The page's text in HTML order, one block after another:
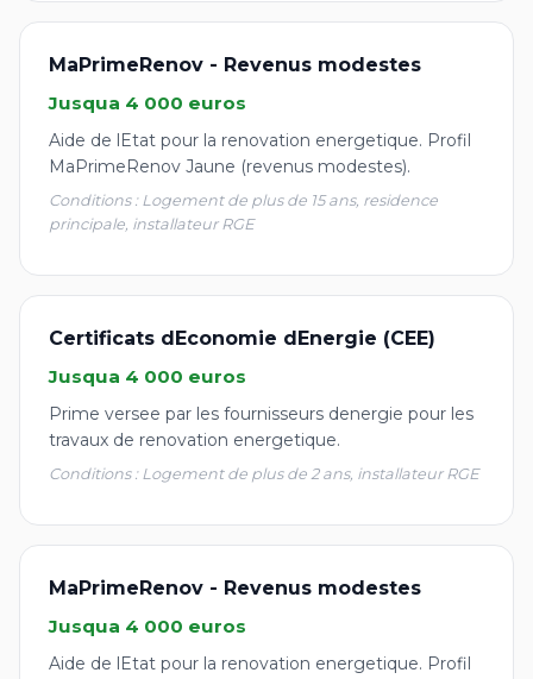
MaPrimeRenov - Revenus modestes
Jusqua 4 000 euros
Aide de lEtat pour la renovation energetique. Profil
MaPrimeRenov Jaune (revenus modestes).
Conditions : Logement de plus de 15 ans, residence
principale, installateur RGE
Certificats dEconomie dEnergie (CEE)
Jusqua 4 000 euros
Prime versee par les fournisseurs denergie pour les
travaux de renovation energetique.
Conditions : Logement de plus de 2 ans, installateur RGE
MaPrimeRenov - Revenus modestes
Jusqua 4 000 euros
Aide de lEtat pour la renovation energetique. Profil